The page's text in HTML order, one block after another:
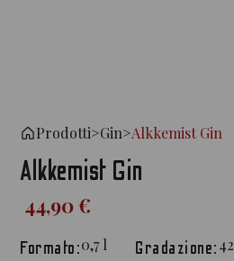
Prodotti>Gin>Alkkemist Gin
Alkkemist Gin
44,90 €
Formato:0,7 l Gradazione:42